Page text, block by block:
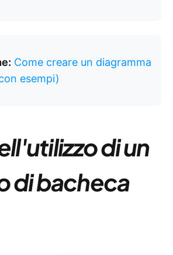
Come creare un diagramma
esempi)
di un
di bacheca